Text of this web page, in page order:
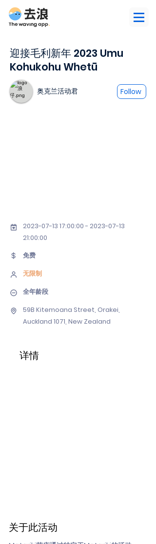
迎接毛利新年 2023 Umu
Kohukohu Whetū
奥克兰活动君 Follow
2023-07-13 17:00:00 - 2023-07-13
21:00:00
免费
无限制
全年龄段
59B Kitemoana Street, Orakei,
Auckland 1071, New Zealand
详情
关于此活动